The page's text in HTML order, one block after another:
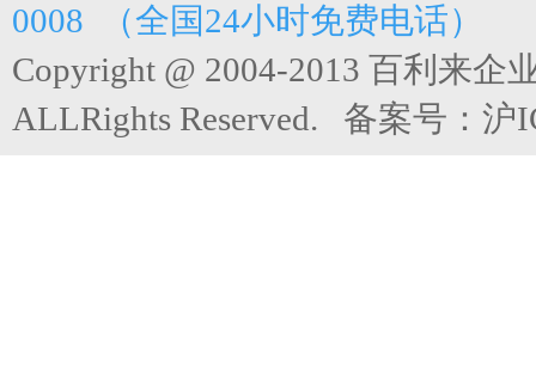
0008 （全国24小时免费电话）
Copyright @ 2004-2013 百利来企
ALLRights Reserved. 备案号： 沪